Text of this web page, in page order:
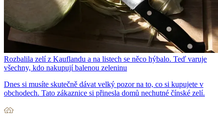
Rozbalila zelí z Kauflandu a na listech se něco hýbalo. Teď varuje
všechny, kdo nakupují balenou zeleninu
Dnes si musíte skutečně dávat velký pozor na to, co si kupujete v
obchodech. Tato zákaznice si přinesla domů nechutné čínské zelí.